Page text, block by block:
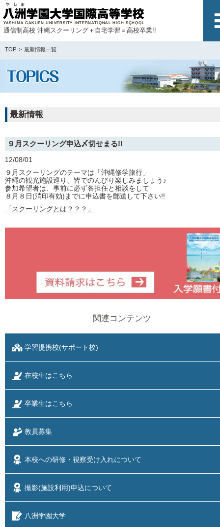
通信制高校 沖縄スクーリング＋自宅学習＝高校卒業!!
TOP 最新情報一覧
最新情報
９月スクーリング申込〆切せまる!!
12/08/01
９月スクーリングのテーマは「沖縄修学旅行」
沖縄の観光施設巡り、皆でのんびり楽しみましょう♪
参加希望者は、事前に必ず各担任と相談をして
８月８日(消印有効)までに申込書を郵送して下さい!!
「スクーリングとは？？？」
関連コンテンツ
学習提携校(サポート校)
在校生はこちら
卒業生はこちら
教員募集
本校への研修・視察受け入れについて
撮影(施設利用)申込について
八洲学園大学